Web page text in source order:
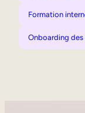
Formation
Onboarding